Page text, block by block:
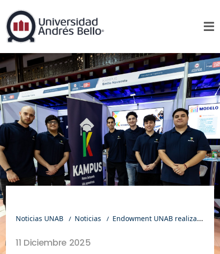
Noticias UNAB Noticias Endowment UNAB realiza Feria de Emprendimiento Innovador 2025
11 Diciembre 2025